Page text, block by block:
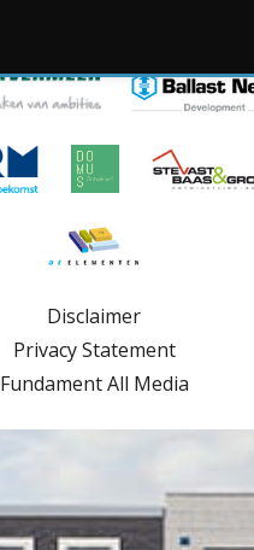
content
Disclaimer
Privacy Statement
Fundament All Media